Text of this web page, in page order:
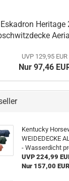
Eskadron
Eskadron
Samshield F/
Samshield
Samshield
Samshield
Samshield
Eskadron Heritage
UVP 129,95 EUR
Nur 97,46
Kentucky
WEIDEDECKE
- Wasserdicht
UVP 224,99
Nur 157,00 EUR